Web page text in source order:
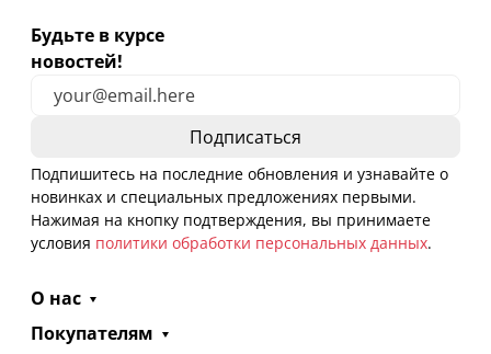
Будьте в курсе
новостей!
Подпишитесь на последние обновления и узнавайте о
новинках и специальных предложениях первыми.
Нажимая на кнопку подтверждения, вы принимаете
условия политики обработки персональных данных.
О нас
Покупателям